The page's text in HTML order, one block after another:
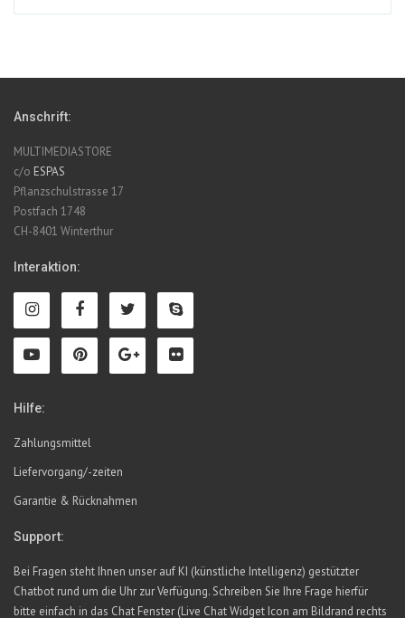
Anschrift:
MULTIMEDIASTORE
c/o ESPAS
Pflanzschulstrasse 17
Postfach 1748
CH-8401 Winterthur
Interaktion:
Hilfe:
Zahlungsmittel
Liefervorgang/-zeiten
Garantie & Rücknahmen
Support:
Bei Fragen steht Ihnen unser auf KI (künstliche Intelligenz) gestützter
Chatbot rund um die Uhr zur Verfügung. Schreiben Sie Ihre Frage hierfür
bitte einfach in das Chat Fenster (Live Chat Widget Icon am Bildrand rechts